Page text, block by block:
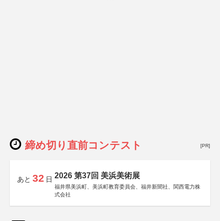
締め切り直前コンテスト [PR]
あと 32 日 2026 第37回 美浜美術展
福井県美浜町、美浜町教育委員会、福井新聞社、関西電力株
式会社